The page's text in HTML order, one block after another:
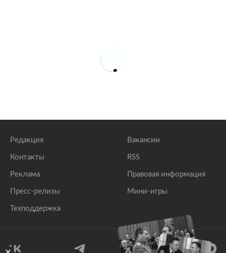
Редакция
Контакты
Реклама
Пресс-релизы
Техподдержка
Вакансии
RSS
Правовая информация
Мини-игры